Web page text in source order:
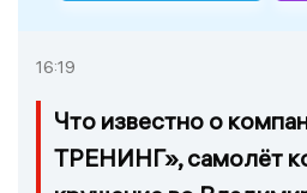
16:19
Что известно о
ТРЕНИНГ», самолёт